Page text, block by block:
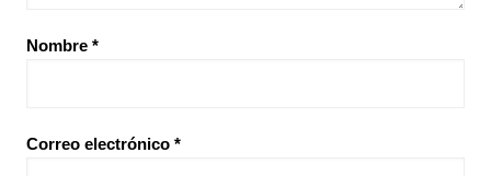
Nombre *
Correo electrónico *